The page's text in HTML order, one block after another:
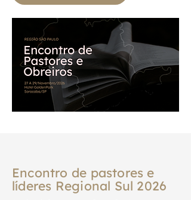
Encontro de pastores e
líderes Regional Sul 2026